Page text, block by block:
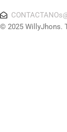
© 2025 WillyJhons.